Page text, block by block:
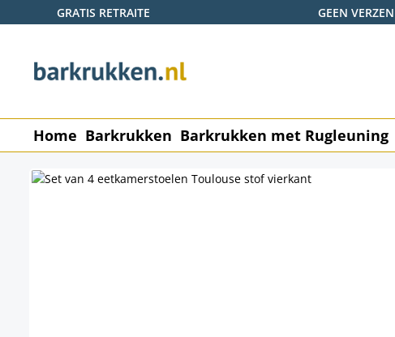
de hoofdinhoud
Ga naar de zoekopdracht
Ga naar de hoofdnavigatie
GRATIS RETRAITE GEEN
Home Barkrukken Barkrukken met Rugleuning